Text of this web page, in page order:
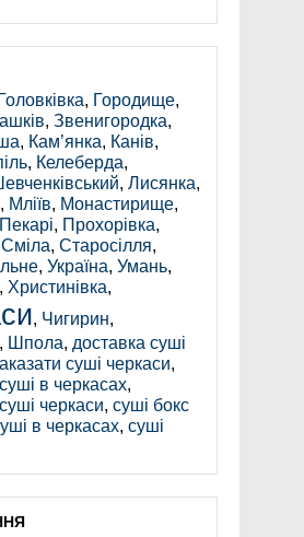
Головківка, Городище,
, Звенигородка,
, Кам’янка, Канів,
, Келеберда,
, Лисянка,
, Мліїв, Монастирище,
Пекарі, Прохорівка,
Сміла, Старосілля,
, Україна, Умань,
, Христинівка,
, Чигирин,
, Шпола, доставка суші
суші черкаси,
в черкасах,
черкаси, суші бокс
в черкасах, суші